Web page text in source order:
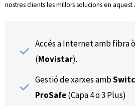
nostres clients les millors solucions en aquest
Accés a Internet amb fibra
(Movistar).
Gestió de xarxes amb
ProSafe(Capa 4 o 3 Plus)